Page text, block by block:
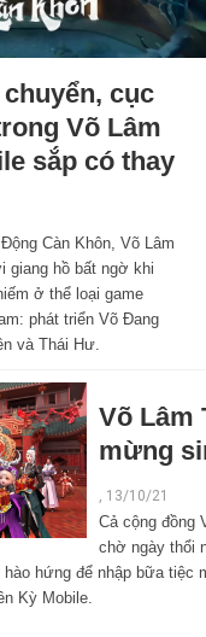
cục
Võ Lâm
sắp có thay
Càn Khôn, Võ Lâm
giang hồ bất ngờ khi
ở thể loại game
phát triển Võ Đang
và Thái Hư.
Võ Lâm
mừng
, 13/10/21
Cả cộng đồng
chờ ngày thổi
hào hứng để nhập bữa
Kỳ Mobile.